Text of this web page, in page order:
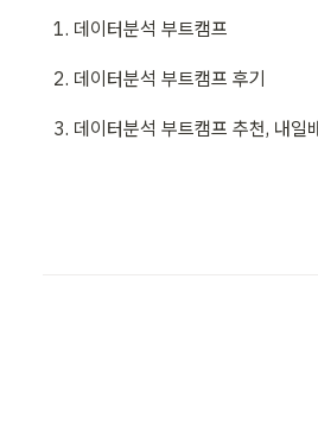
데이터분석 부트캠프
데이터분석 부트캠프 후기
데이터분석 부트캠프 추천, 내일